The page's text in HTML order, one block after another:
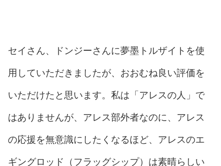
セイさん、ドンジーさんに夢墨トルザイトを使
用していただきましたが、おおむね良い評価を
いただけたと思います。私は「アレスの人」で
はありませんが、アレス部外者なのに、アレス
の応援を無意識にしたくなるほど、アレスのエ
ギングロッド（フラッグシップ）は素晴らしい